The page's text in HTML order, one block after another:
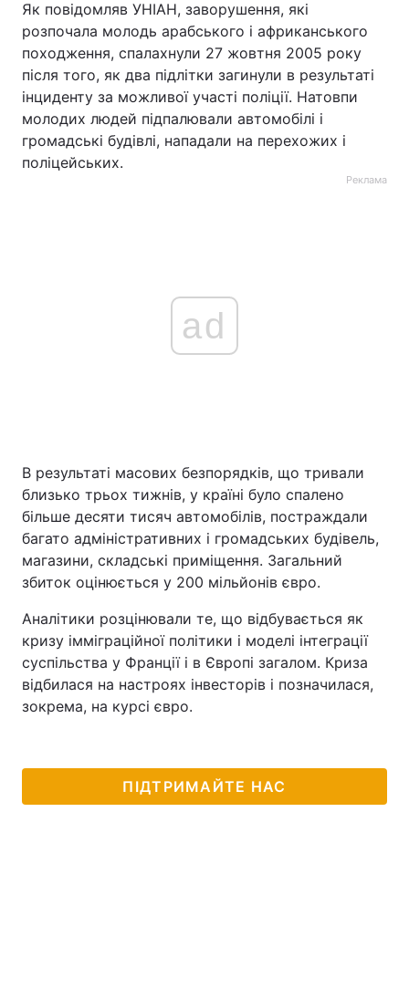
Як повідомляв УНІАН, заворушення, які
розпочала молодь арабського і африканського
походження, спалахнули 27 жовтня 2005 року
після того, як два підлітки загинули в результаті
інциденту за можливої участі поліції. Натовпи
молодих людей підпалювали автомобілі і
громадські будівлі, нападали на перехожих і
поліцейських.
Реклама
ad
В результаті масових безпорядків, що тривали
близько трьох тижнів, у країні було спалено
більше десяти тисяч автомобілів, постраждали
багато адміністративних і громадських будівель,
магазини, складські приміщення. Загальний
збиток оцінюється у 200 мільйонів євро.
Аналітики розцінювали те, що відбувається як
кризу імміграційної політики і моделі інтеграції
суспільства у Франції і в Європі загалом. Криза
відбилася на настроях інвесторів і позначилася,
зокрема, на курсі євро.
ПІДТРИМАЙТЕ НАС